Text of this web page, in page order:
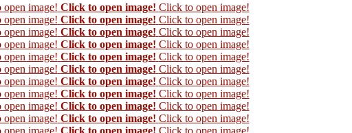
Click to open image! Click to open image!
Click to open image! Click to open image!
Click to open image! Click to open image!
Click to open image! Click to open image!
Click to open image! Click to open image!
Click to open image! Click to open image!
Click to open image! Click to open image!
Click to open image! Click to open image!
Click to open image! Click to open image!
Click to open image! Click to open image!
Click to open image! Click to open image!